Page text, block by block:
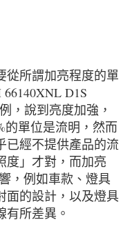
從所謂加亮程度的單
D1S
，說到亮度加強，
的單位是流明，然而
已經不提供產品的流
度」才對，而加亮
，例如車款、燈具
面的設計，以及燈具
所差異。